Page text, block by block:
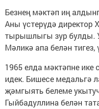
Безнең мәктәп иң
Аны үстерүдә директор
тырышлыгы зур булды.
Мәликә апа белән тигез,
1965 елда мәктәпне
идек. Бишесе медальгә
җәмгыять белеме
Гыйбадуллина белән